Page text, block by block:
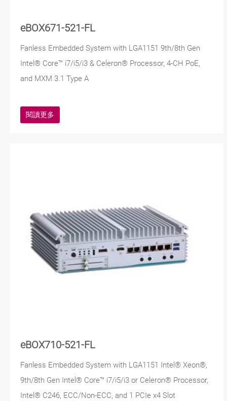
eBOX671-521-FL
Fanless Embedded System with LGA1151 9th/8th Gen
Intel® Core™ i7/i5/i3 & Celeron® Processor, 4-CH PoE,
and MXM 3.1 Type A
閱讀更多
eBOX710-521-FL
Fanless Embedded System with LGA1151 Intel® Xeon®,
9th/8th Gen Intel® Core™ i7/i5/i3 or Celeron® Processor,
Intel® C246, ECC/Non-ECC, and 1 PCIe x4 Slot